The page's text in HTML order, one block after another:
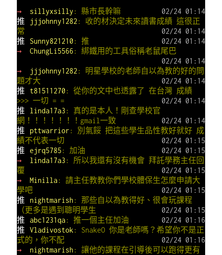
→ sillyxsilly : 縣市長幹嘛
02/24 01:14
推
jjjohnny1282 : 收的材決定未來讀書成績 這很正
常
02/24 01:14
推
Sunny821210 : 推
02/24 01:14
→
ChungLi5566 : 綁鐵用的工具俗稱老鼠尾巴
02/24 01:14
→
jjjohnny1282 : 明星學校的老師自以為教的好的問
題才大
02/24 01:14
推
t81511270 : 從你的文中也透露了 在台灣 成績
>>> 一切 = =
02/24 01:14
推
linda17a3 : 真的是本人！剛查學校官
網！！！！！！！gmail一致
02/24 01:14
推
pttwarrior : 別氣餒 把這些學生品性教好就好 成
績不代表一切
02/24 01:15
推
ejrq5785 : 加油
02/24 01:15
→
linda17a3 : 所以我還有沒有機會 拜託學務主任回
覆
02/24 01:15
→
Minilla: 請主任教教你們學校體保生怎麼申請大
學吧
02/24 01:15
推
nightmarish : 那些自以為教得好、很會玩課程
（更多是遇到聰明學生
02/24 01:15
推
abc1231qa: 推一個主任加油
02/24 01:16
推
Vladivostok: SnakeO 你是老師嗎？希望你不是正
式的，你不配
02/24 01:16
→
nightmarish : 讓他的課程在引導後可以跑得更有